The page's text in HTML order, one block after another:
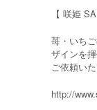
【 咲姫
苺・いち
ザインを
ご依頼い
http://